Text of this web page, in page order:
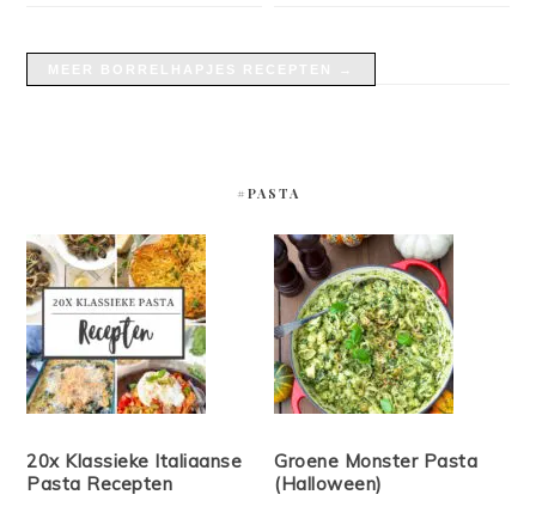
#PASTA
20x Klassieke Italiaanse
Pasta Recepten
Groene Monster Pasta
(Halloween)